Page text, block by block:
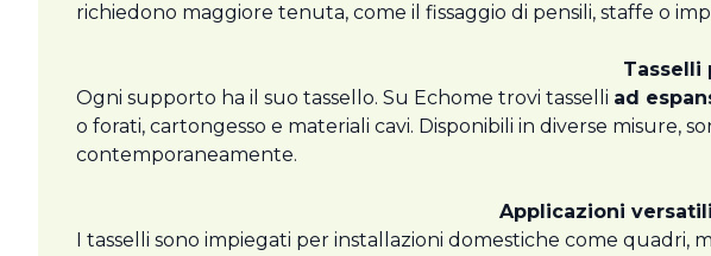
richiedono maggiore tenuta, come il fissaggio di pensili, staffe o
Tasselli
Ogni supporto ha il suo tassello. Su Echome trovi tasselli ad
o forati, cartongesso e materiali cavi. Disponibili in diverse misure,
contemporaneamente.
Applicazioni
I tasselli sono impiegati per installazioni domestiche come quadri,